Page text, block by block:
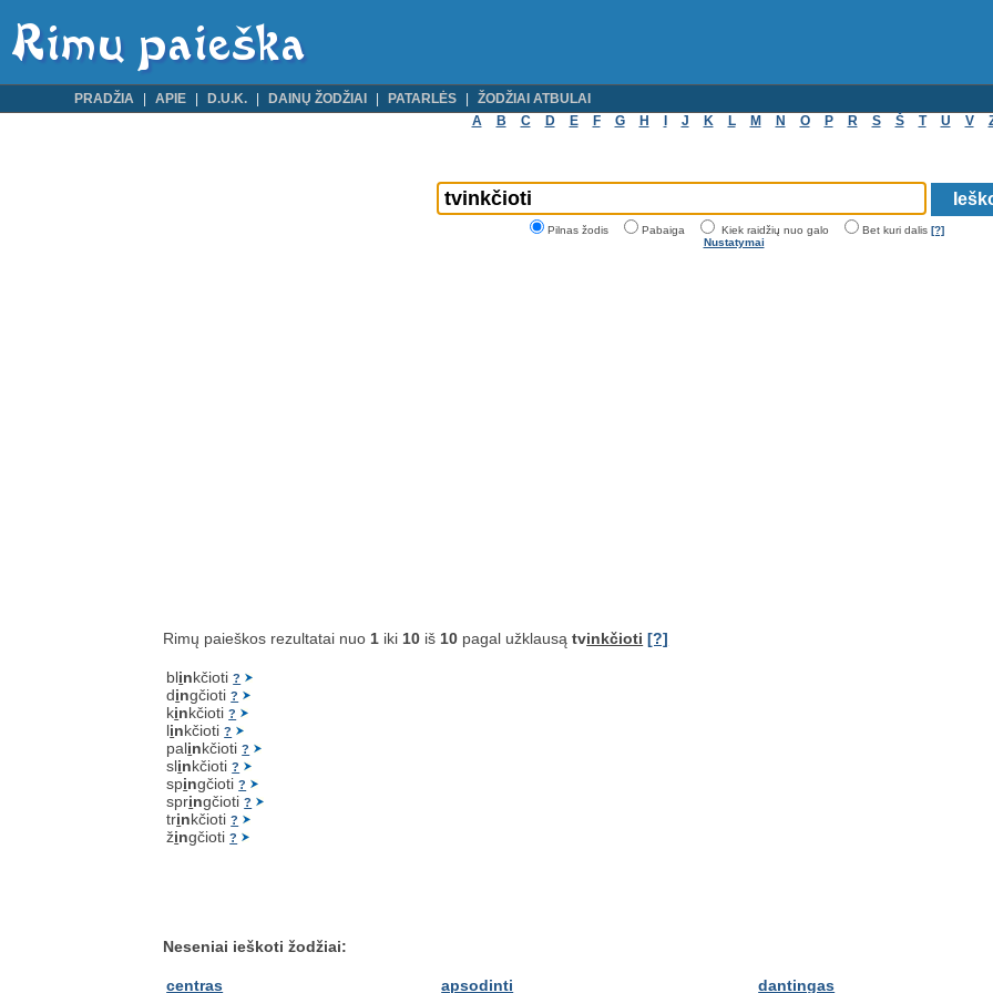
PRADŽIA APIE D.U.K. DAINŲ ŽODŽIAI PATARLĖS
ŽODŽIAI ATBULAI
A
B C D E F G H J K L M N O P R S Š T U V
Pilnas žodis Pabaiga Kiek raidžių nuo galo Bet kuri dalis [?]
Nustatymai
Rimų paieškos rezultatai nuo 1 iki 10 iš 10 pagal užklausątvinkčioti [?]
blinkčioti?
dingčioti?
kinkčioti?
linkčioti?
palinkčioti?
slinkčioti?
spingčioti?
springčioti?
trinkčioti?
žingčioti?
Neseniai ieškoti žodžiai:
centras apsodinti dantingas